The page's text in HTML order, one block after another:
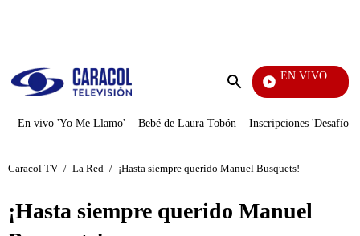
Enviar
EN VIVO
Día A
En vivo 'Yo Me Llamo' Bebé de Laura Tobón Inscripciones 'Desafío'
Caracol TV / La Red / ¡Hasta siempre querido Manuel Busquets!
¡Hasta siempre querido Manuel